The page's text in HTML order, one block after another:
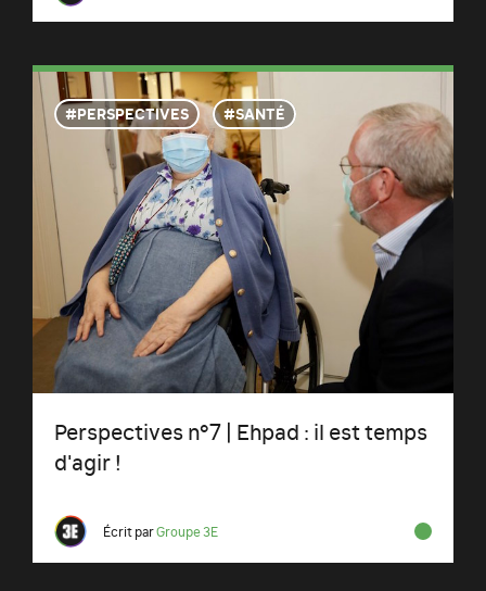
PERSPECTIVES SANTÉ
Perspectives n°7 | Ehpad : il est temps
d'agir !
Écrit parGroupe 3E